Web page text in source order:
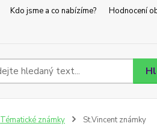
Kdo jsme a co nabízíme? Hodnocení
Tématické známky St.Vincent známky